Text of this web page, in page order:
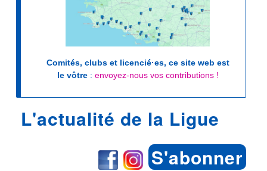
Comités, clubs et licencié·es, ce site web est
le vôtre: envoyez-nous vos contributions !
L'actualité de la Ligue
S'abonner